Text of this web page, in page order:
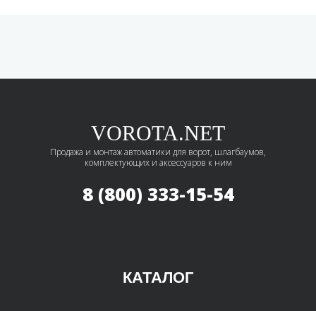
VOROTA.NET
Продажа и монтаж автоматики для ворот, шлагбаумов,
комплектующих и аксессуаров к ним
8 (800) 333-15-54
КАТАЛОГ